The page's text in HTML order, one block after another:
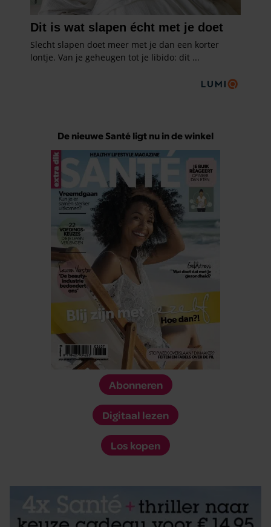
De nieuwe Santé ligt nu in de winkel
Abonneren
Digitaal lezen
Los kopen